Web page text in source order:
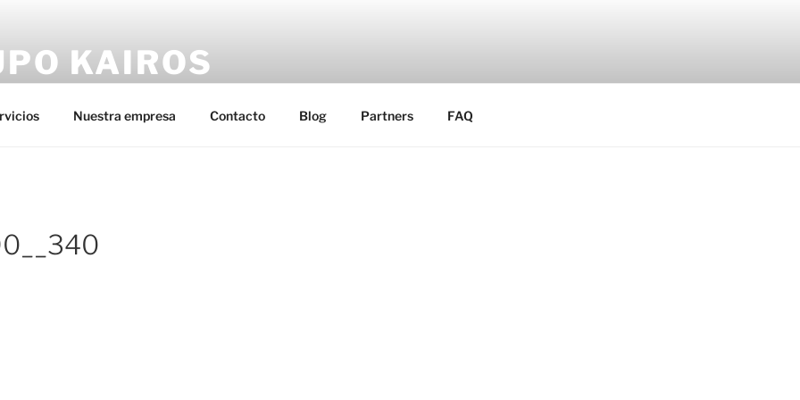
KAIROS
Nuestra empresa Contacto Blog Partners FAQ